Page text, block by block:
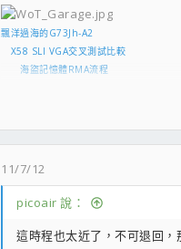
飄洋過海的G73Jh-A2
X58 SLI VGA交叉測試比較
海盜記憶體RMA流程
11/7/12
picoair 說：
這時程也太近了，不可退回